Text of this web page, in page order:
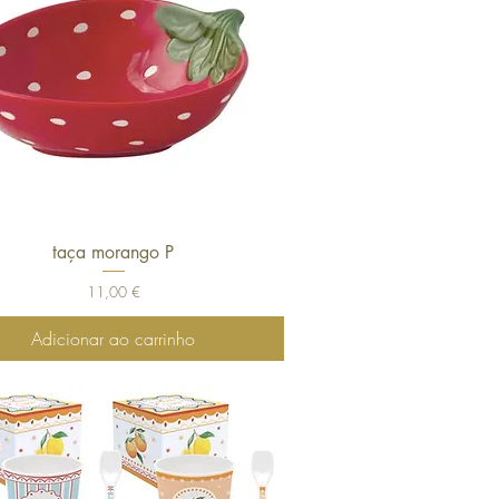
Visualização rápida
taça morango P
Preço
11,00 €
Adicionar ao carrinho